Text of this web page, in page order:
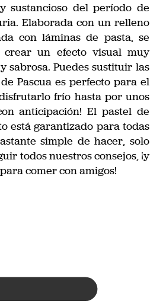
sustancioso del período de
Elaborada con un relleno
con láminas de pasta, se
un efecto visual muy
sabrosa. Puedes sustituir las
Pascua es perfecto para el
frío hasta por unos
anticipación! El pastel de
está garantizado para todas
simple de hacer, solo
todos nuestros consejos, ¡y
comer con amigos!